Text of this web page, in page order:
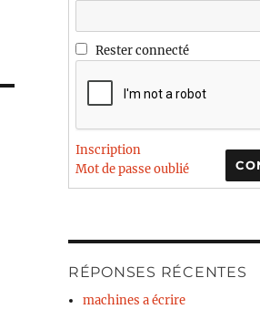
Rester connecté
Inscription
Mot de passe oublié
RÉPONSES RÉCENTES
machines a écrire